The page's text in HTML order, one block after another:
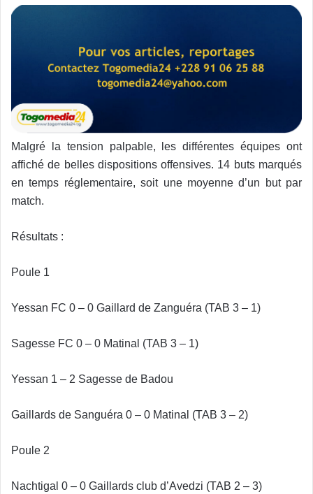
Malgré la tension palpable, les différentes équipes ont
affiché de belles dispositions offensives. 14 buts marqués
en temps réglementaire, soit une moyenne d’un but par
match.
Résultats :
Poule 1
Yessan FC 0 – 0 Gaillard de Zanguéra (TAB 3 – 1)
Sagesse FC 0 – 0 Matinal (TAB 3 – 1)
Yessan 1 – 2 Sagesse de Badou
Gaillards de Sanguéra 0 – 0 Matinal (TAB 3 – 2)
Poule 2
Nachtigal 0 – 0 Gaillards club d’Avedzi (TAB 2 – 3)